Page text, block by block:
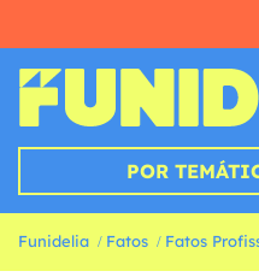
POR
Funidelia Fatos Fatos